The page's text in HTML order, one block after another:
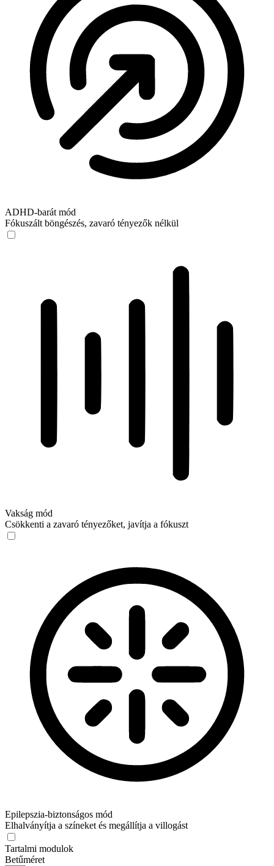
ADHD‑barát mód
Fókuszált böngészés, zavaró tényezők nélkül
Vakság mód
Csökkenti a zavaró tényezőket, javítja a fókuszt
Epilepszia‑biztonságos mód
Elhalványítja a színeket és megállítja a villogást
Tartalmi modulok
Betűméret